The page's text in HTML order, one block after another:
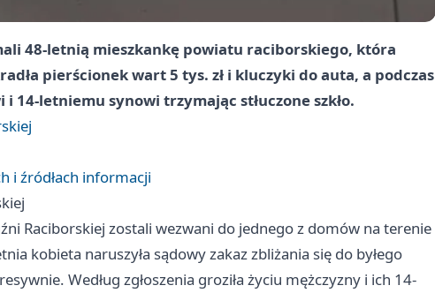
48-letnią mieszkankę powiatu raciborskiego, która
pierścionek wart 5 tys. zł i kluczyki do auta, a podczas
14-letniemu synowi trzymając stłuczone szkło.
i źródłach informacji
Raciborskiej zostali wezwani do jednego z domów na terenie
kobieta naruszyła sądowy zakaz zbliżania się do byłego
Według zgłoszenia groziła życiu mężczyzny i ich 14-